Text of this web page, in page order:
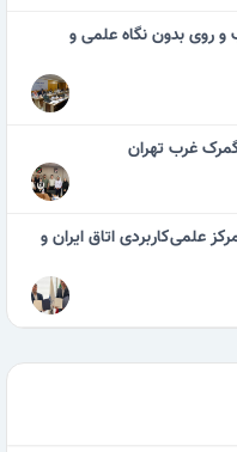
روی بدون نگاه علمی و
گمرک غرب تهران
علمی‌کاربردی اتاق ایران و